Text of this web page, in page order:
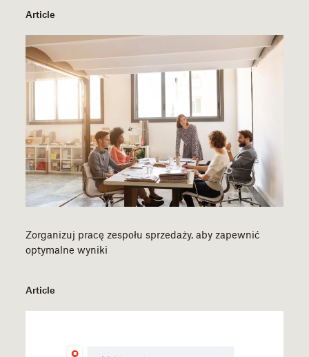
Article
Zorganizuj pracę zespołu sprzedaży, aby zapewnić
optymalne wyniki
Article